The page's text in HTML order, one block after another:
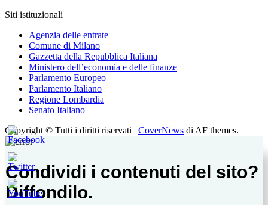
Siti istituzionali
Agenzia delle entrate
Comune di Milano
Gazzetta della Repubblica Italiana
Ministero dell’economia e delle finanze
Parlamento Europeo
Parlamento Italiano
Regione Lombardia
Senato Italiano
Copyright © Tutti i diritti riservati | CoverNews di AF themes.
Condividi i contenuti del sito?
Diffondilo.